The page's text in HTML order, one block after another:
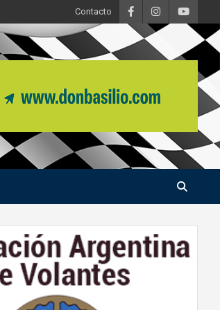
Contacto